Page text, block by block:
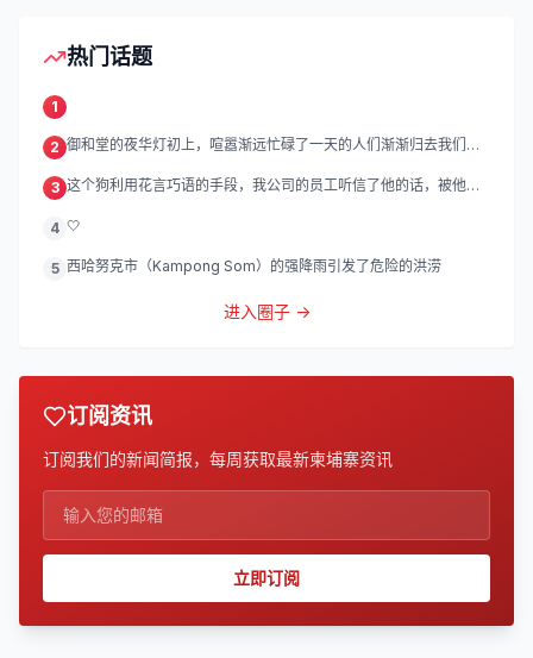
热门话题
1
2 御和堂的夜华灯初上，喧嚣渐远忙碌了一天的人们渐渐归去我们的
3 这个狗利用花言巧语的手段，我公司的员工听信了他的话，被他带
4 🤍
5 西哈努克市（Kampong Som）的强降雨引发了危险的洪涝
进入圈子 →
订阅资讯
订阅我们的新闻简报，每周获取最新柬埔寨资讯
立即订阅